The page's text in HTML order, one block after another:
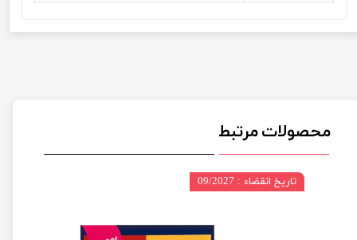
محصولات مرتبط
تاریخ انقضاء : 09/2027